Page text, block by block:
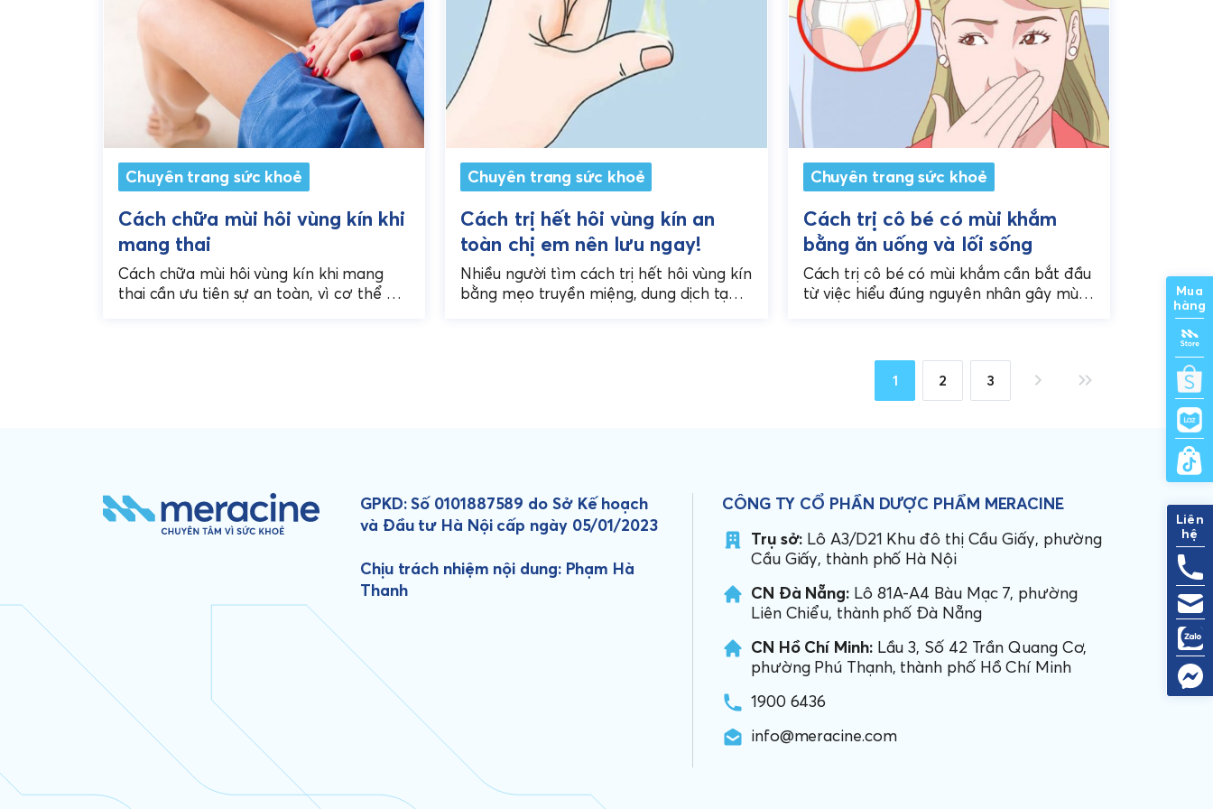
Chuyên trang sức khoẻ
Cách chữa mùi hôi vùng kín khi
mang thai
Cách chữa mùi hôi vùng kín khi mang
thai cần ưu tiên sự an toàn, vì cơ thể mẹ
Chuyên trang sức khoẻ
Cách trị hết hôi vùng kín an
toàn chị em nên lưu ngay!
Nhiều người tìm cách trị hết hôi vùng kín
bằng mẹo truyền miệng, dung dịch tạo
Chuyên trang sức khoẻ
Cách trị cô bé có mùi khắm
bằng ăn uống và lối sống
Cách trị cô bé có mùi khắm cần bắt đầu
từ việc hiểu đúng nguyên nhân gây mùi,
1 2 3
GPKD: Số 0101887589 do Sở Kế hoạch
và Đầu tư Hà Nội cấp ngày 05/01/2023
Chịu trách nhiệm nội dung: Phạm Hà
Thanh
CÔNG TY CỔ PHẦN DƯỢC PHẨM MERACINE
Trụ sở: Lô A3/D21 Khu đô thị Cầu Giấy, phường
Cầu Giấy, thành phố Hà Nội
CN Đà Nẵng: Lô 81A-A4 Bàu Mạc 7, phường
Liên Chiểu, thành phố Đà Nẵng
CN Hồ Chí Minh:Lầu 3, Số 42 Trần Quang Cơ,
phường Phú Thạnh, thành phố Hồ Chí Minh
1900 6436
info@meracine.com
Mua
hàng
Liên
hệ